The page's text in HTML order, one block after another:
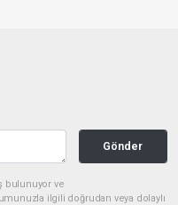
Gönder
bulunuyor ve
ilgili doğrudan veya dolaylı